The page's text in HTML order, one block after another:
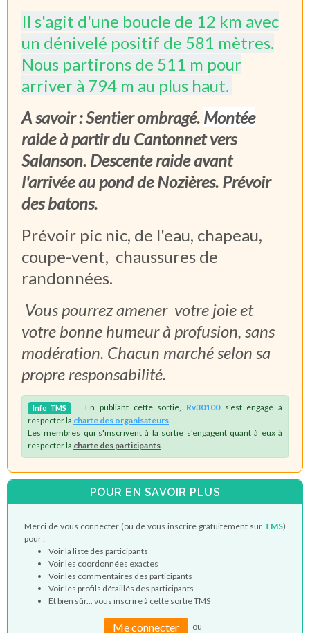
Il s'agit d'une boucle de 12 km avec
un dénivelé positif de 581 mètres.
Nous partirons de 511 m pour
arriver à 794 m au plus haut.
A savoir : Sentier ombragé. Montée
raide à partir du Cantonnet vers
Salanson. Descente raide avant
l'arrivée au pond de Nozières. Prévoir
des batons.
Prévoir pic nic, de l'eau, chapeau,
coupe-vent, chaussures de
randonnées.
Vous pourrez amener votre joie et
votre bonne humeur à profusion, sans
modération. Chacun marché selon sa
propre responsabilité.
Info TMS En publiant cette sortie, Rv30100s'est engagé à
respecter la charte des organisateurs
Les membres qui s'inscrivent à la sortie s'engagent quant à eux à
respecter la charte des participants
POUR EN SAVOIR PLUS
Merci de vous connecter (ou de vous inscrire gratuitement sur TMS)
pour :
Voir la liste des participants
Voir les coordonnées exactes
Voir les commentaires des participants
Voir les profils détaillés des participants
Et bien sûr... vous inscrire à cette sortie TMS
Me connecter ou